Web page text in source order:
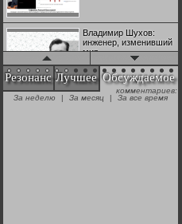
Владимир Шухов:
инженер, изменивший
мир
"Аркадий Коц" на
эгалите-фесте "Не
Резонанс Лучшее Обсуждаемое
комментариев:
За неделю
| За месяц | За все время